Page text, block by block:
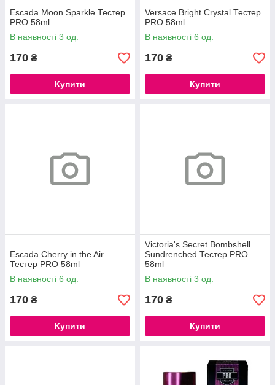
Escada Moon Sparkle Тестер
PRO 58ml
В наявності 3 од.
170 ₴
Купити
Versace Bright Crystal Тестер
PRO 58ml
В наявності 6 од.
170 ₴
Купити
Escada Cherry in the Air
Тестер PRO 58ml
В наявності 6 од.
170 ₴
Купити
Victoria's Secret Bombshell
Sundrenched Тестер PRO
58ml
В наявності 3 од.
170 ₴
Купити